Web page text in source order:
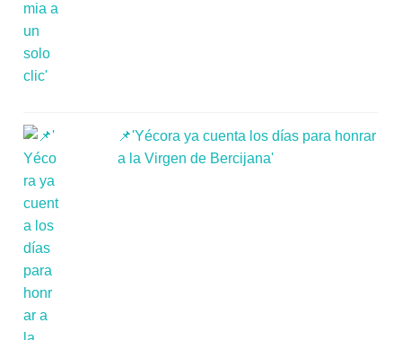
📌'Yécora ya cuenta los días para honrar
a la Virgen de Bercijana'